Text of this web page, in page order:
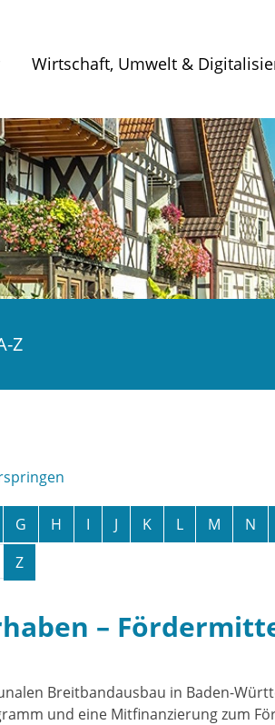
Wirtschaft, Umwelt &
Z
G H I J K L M N
Z
–
Breitbandausbau in Baden-
und eine Mitfinanzierung zum